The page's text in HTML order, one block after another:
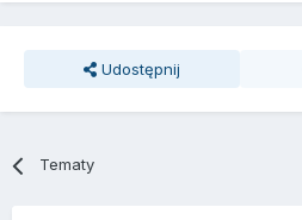
Udostępnij
Tematy